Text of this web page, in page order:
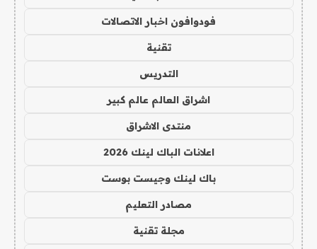
فودوافون اخبار الاتصالات
تقنية
التدريس
اشراق العالم عالم كبير
منتدى الاشراق
اعلانات الباك لينك 2026
باك لينك وجيست بوست
مصادر التعليم
مجلة تقنية